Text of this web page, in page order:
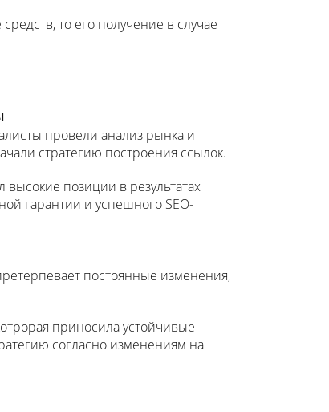
то его получение в случае
провели анализ рынка и
стратегию построения ссылок.
позиции в результатах
гарантии и успешного SEO-
постоянные изменения,
приносила устойчивые
согласно изменениям на